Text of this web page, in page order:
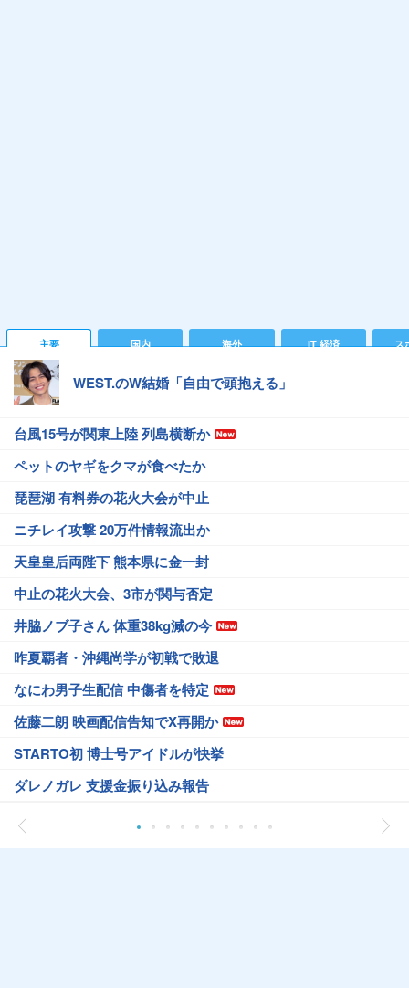
主要 国内 海外 IT 経済 ス
WEST.のW結婚「自由で頭抱える」
台風15号が関東上陸 列島横断か
ペットのヤギをクマが食べたか
琵琶湖 有料券の花火大会が中止
ニチレイ攻撃 20万件情報流出か
天皇皇后両陛下 熊本県に金一封
中止の花火大会、3市が関与否定
井脇ノブ子さん 体重38kg減の今
昨夏覇者・沖縄尚学が初戦で敗退
なにわ男子生配信 中傷者を特定
佐藤二朗 映画配信告知でX再開か
STARTO初 博士号アイドルが快挙
ダレノガレ 支援金振り込み報告